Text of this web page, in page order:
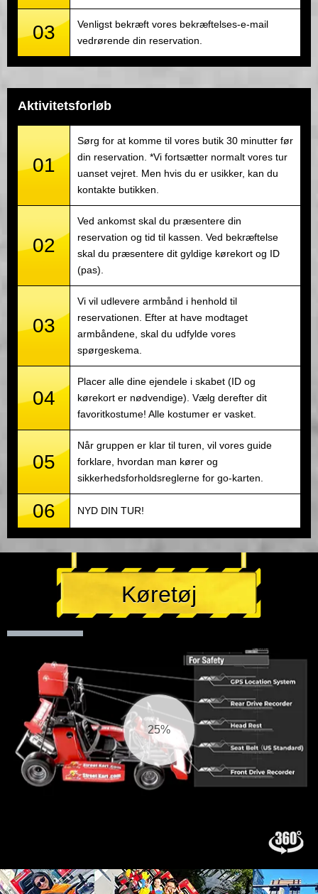
03
Venligst bekræft vores bekræftelses-e-mail
vedrørende din reservation.
Aktivitetsforløb
01
Sørg for at komme til vores butik 30 minutter før
din reservation. *Vi fortsætter normalt vores tur
uanset vejret. Men hvis du er usikker, kan du
kontakte butikken.
02
Ved ankomst skal du præsentere din
reservation og tid til kassen. Ved bekræftelse
skal du præsentere dit gyldige kørekort og ID
(pas).
03
Vi vil udlevere armbånd i henhold til
reservationen. Efter at have modtaget
armbåndene, skal du udfylde vores
spørgeskema.
04
Placer alle dine ejendele i skabet (ID og
kørekort er nødvendige). Vælg derefter dit
favoritkostume! Alle kostumer er vasket.
05
Når gruppen er klar til turen, vil vores guide
forklare, hvordan man kører og
sikkerhedsforholdsreglerne for go-karten.
06 NYD DIN TUR!
Køretøj
25%